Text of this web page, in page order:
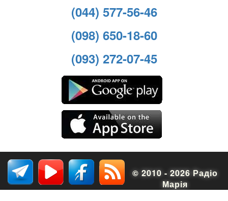
(044) 577-56-46
(098) 650-18-60
(093) 272-07-45
© 2010 - 2026 Радіо
Марія